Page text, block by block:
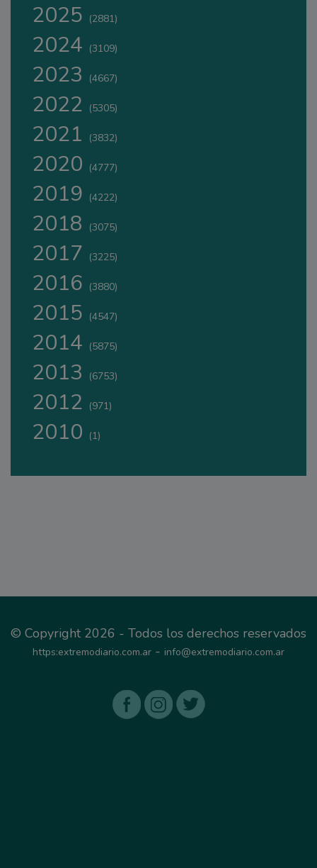
2025 (2881)
2024 (3109)
2023 (4667)
2022 (5305)
2021 (3832)
2020 (4777)
2019 (4222)
2018 (3075)
2017 (3225)
2016 (3880)
2015 (4547)
2014 (5875)
2013 (6753)
2012 (971)
2010 (1)
© Copyright 2026 - Todos los derechos reservados
https:extremodiario.com.ar - info@extremodiario.com.ar